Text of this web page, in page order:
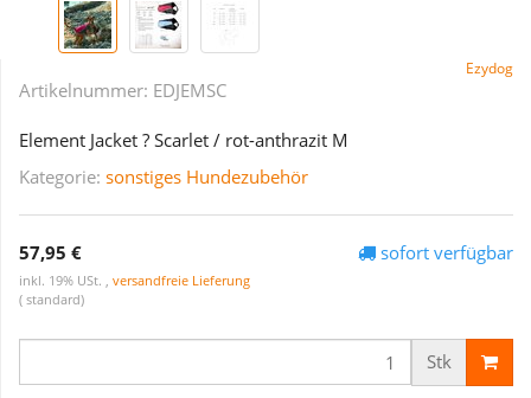
Ezydog
Artikelnummer: EDJEMSC
Element Jacket ? Scarlet / rot-anthrazit M
Kategorie: sonstiges Hundezubehör
57,95 €
inkl. 19% USt. , versandfreie Lieferung
( standard)
sofort verfügbar
Stk